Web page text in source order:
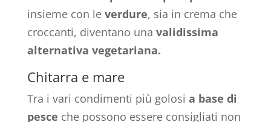
insieme con le verdure, sia in crema che
croccanti, diventano una validissima
alternativa vegetariana.
Chitarra e mare
Tra i vari condimenti più golosi a base di
pesce che possono essere consigliati non